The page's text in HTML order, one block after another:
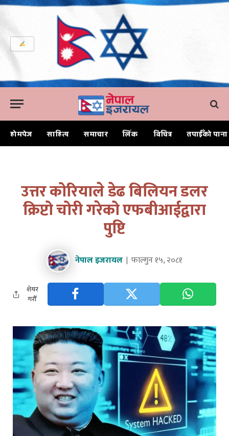
होमपेज साहित्य समाचार लिंक विचित्र तपाईँको पाना
उत्तर कोरियाले डेढ बिलियन डलर
क्रिप्टो चोरी गरेको एफबीआईद्वारा
पुष्टि
नेपाल इजरायल फाल्गुन १५, २०८१
शेयर
गरौँ